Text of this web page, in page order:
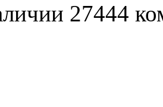
27444